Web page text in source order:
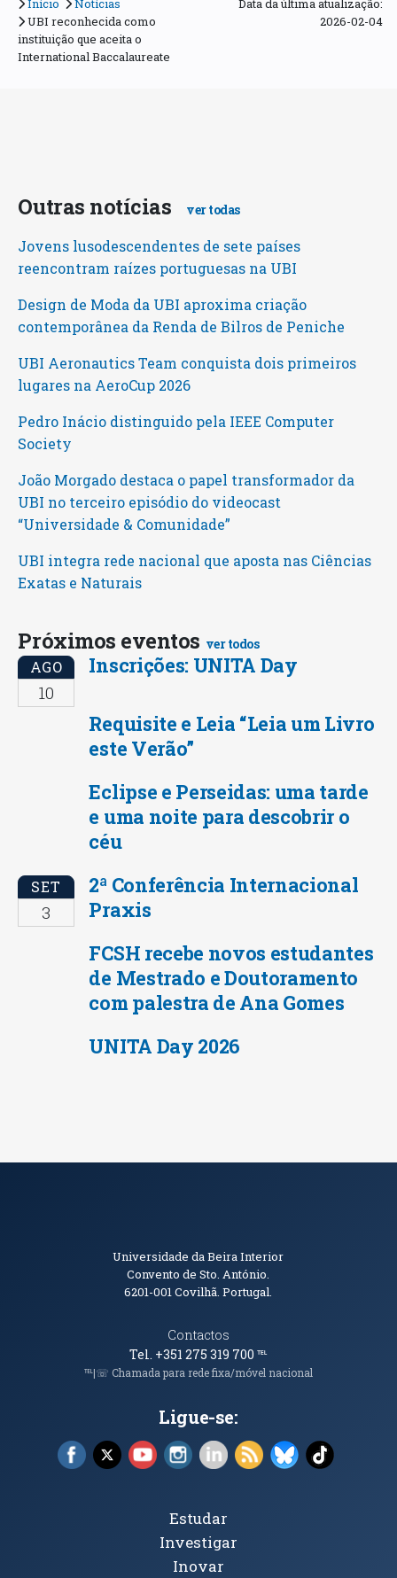
UBI reconhecida como
instituição que aceita o
International Baccalaureate
2026-02-04
Outras notícias ver todas
Jovens lusodescendentes de sete países
reencontram raízes portuguesas na UBI
Design de Moda da UBI aproxima criação
contemporânea da Renda de Bilros de Peniche
UBI Aeronautics Team conquista dois primeiros
lugares na AeroCup 2026
Pedro Inácio distinguido pela IEEE Computer
Society
João Morgado destaca o papel transformador da
UBI no terceiro episódio do videocast
“Universidade & Comunidade”
UBI integra rede nacional que aposta nas Ciências
Exatas e Naturais
Próximos eventos ver todos
AGO
10
Inscrições: UNITA Day
Requisite e Leia “Leia um Livro
este Verão”
Eclipse e Perseidas: uma tarde
e uma noite para descobrir o
céu
SET
3
2ª Conferência Internacional
Praxis
FCSH recebe novos estudantes
de Mestrado e Doutoramento
com palestra de Ana Gomes
UNITA Day 2026
Informações de Contacto
Universidade da Beira Interior
Convento de Sto. António.
6201-001Covilhã. Portugal.
Contactos
Tel. +351 275 319 700℡
℡|☏ Chamada para rede fixa/móvel nacional
Ligue-se:
Facebook (abre em nova janela)
X (abre em nova janela)
YouTube (abre em nova janela)
Instagram (abre em nova janela)
LinkedIn (abre em nova
RSS (abre em nova
Bluesky (abre
TikTok
Tópicos Principais
Estudar
Investigar
Inovar